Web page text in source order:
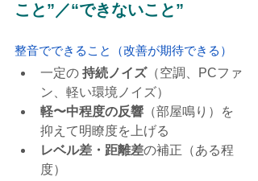
こと”／“できないこと”
整音でできること（改善が期待できる）
一定の 持続ノイズ（空調、PCファ
ン、軽い環境ノイズ）
軽〜中程度の反響 （部屋鳴り）を
抑えて明瞭度を上げる
レベル差・距離差の補正（ある程
度）